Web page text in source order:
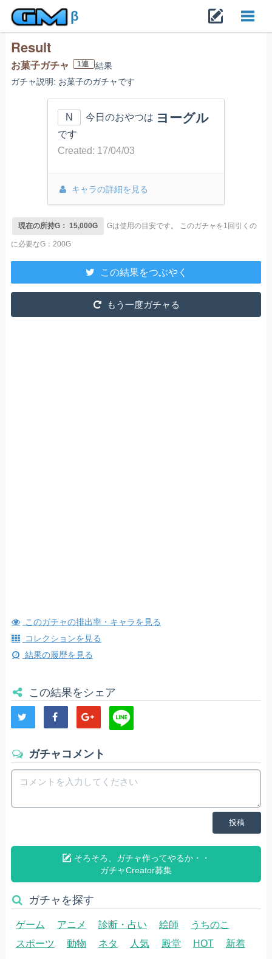
β
Result
お菓子ガチャ 1連
結果
ガチャ説明: お菓子のガチャです
N 今日のおやつは ヨーグル
です
Created: 17/04/03
キャラの詳細を見る
現在の所持G： 15,000G Gは使用の目安です。 このガチャを1回引くの
に必要なG：200G
この結果をつぶやく
もう一度ガチャる
このガチャの排出率・キャラを見る
コレクションを見る
結果の履歴を見る
この結果をシェア
ガチャコメント
投稿
そろそろ、ガチャ作ってやるか・・
ガチャCreator募集
ガチャを探す
ゲーム アニメ 診断・占い 絵師
うちのこ
スポーツ
動物 ネタ 人気 殿堂 HOT 新着